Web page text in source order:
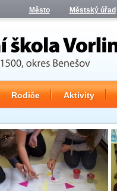
Město Městský úřad
Rodiče Aktivity